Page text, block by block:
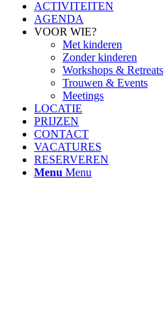
ACTIVITEITEN
AGENDA
VOOR WIE?
Met kinderen
Zonder kinderen
Workshops & Retreats
Trouwen & Events
Meetings
LOCATIE
PRIJZEN
CONTACT
VACATURES
RESERVEREN
Menu Menu